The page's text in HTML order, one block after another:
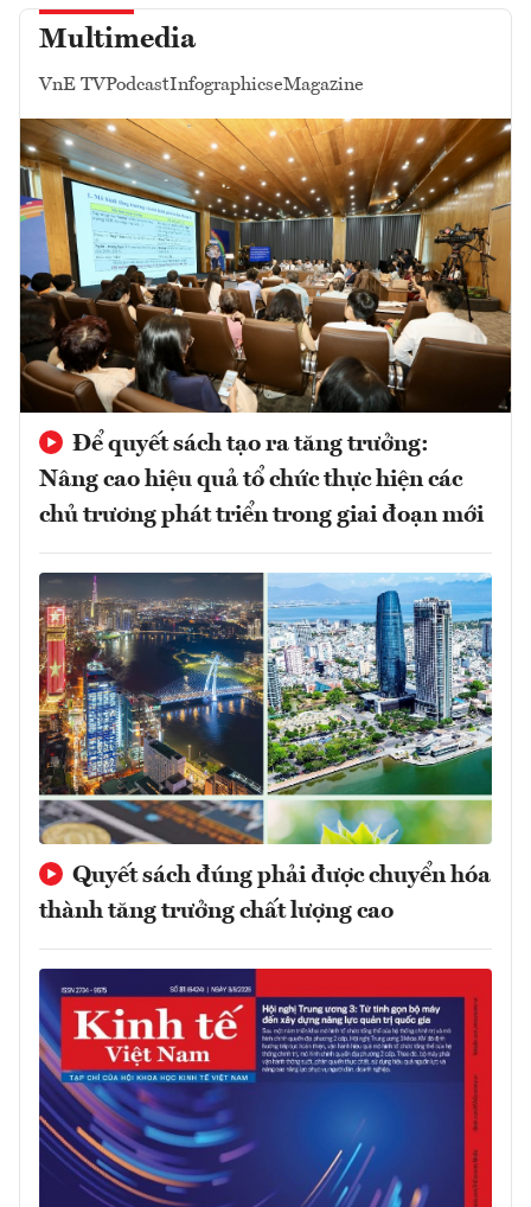
Multimedia
VnE TVPodcastInfographicseMagazine
Để quyết sách tạo ra tăng trưởng:
Nâng cao hiệu quả tổ chức thực hiện các
chủ trương phát triển trong giai đoạn mới
Quyết sách đúng phải được chuyển hóa
thành tăng trưởng chất lượng cao